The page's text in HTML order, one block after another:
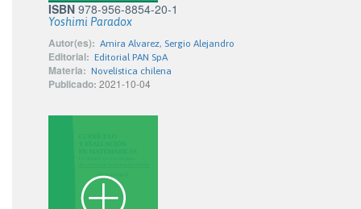
ISBN 978-956-8854-20-1
Yoshimi Paradox
Autor(es): Amira Alvarez, Sergio Alejandro
Editorial: Editorial PAN SpA
Materia: Novelística chilena
Publicado: 2021-10-04